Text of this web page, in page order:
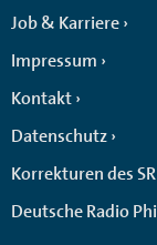
Job & Karriere
Impressum
Kontakt
Datenschutz
Korrekturen des SR
Deutsche Radio